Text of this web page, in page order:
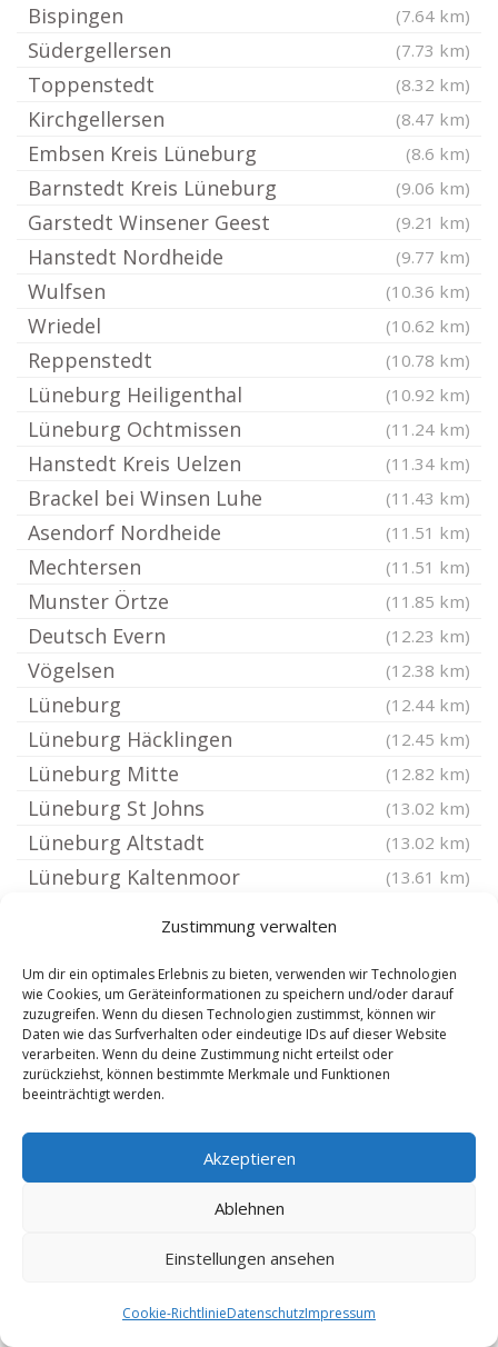
Zustimmung verwalten
Um dir ein optimales Erlebnis zu bieten, verwenden wir Technologien
wie Cookies, um Geräteinformationen zu speichern und/oder darauf
zuzugreifen. Wenn du diesen Technologien zustimmst, können wir
Daten wie das Surfverhalten oder eindeutige IDs auf dieser Website
verarbeiten. Wenn du deine Zustimmung nicht erteilst oder
zurückziehst, können bestimmte Merkmale und Funktionen
beeinträchtigt werden.
Akzeptieren
Ablehnen
Einstellungen ansehen
Cookie-RichtlinieDatenschutzImpressum
Bispingen (7.64 km)
Südergellersen (7.73 km)
Toppenstedt (8.32 km)
Kirchgellersen (8.47 km)
Embsen Kreis Lüneburg (8.6 km)
Barnstedt Kreis Lüneburg (9.06 km)
Garstedt Winsener Geest (9.21 km)
Hanstedt Nordheide (9.77 km)
Wulfsen (10.36 km)
Wriedel (10.62 km)
Reppenstedt (10.78 km)
Lüneburg Heiligenthal (10.92 km)
Lüneburg Ochtmissen (11.24 km)
Hanstedt Kreis Uelzen (11.34 km)
Brackel bei Winsen Luhe (11.43 km)
Asendorf Nordheide (11.51 km)
Mechtersen (11.51 km)
Munster Örtze (11.85 km)
Deutsch Evern (12.23 km)
Vögelsen (12.38 km)
Lüneburg (12.44 km)
Lüneburg Häcklingen (12.45 km)
Lüneburg Mitte (12.82 km)
Lüneburg St Johns (13.02 km)
Lüneburg Altstadt (13.02 km)
Lüneburg Kaltenmoor (13.61 km)
Buchholz in der Nordheide
Ebstorf (13.69 km)
Schwienau (13.71 km)
Bienenbüttel (13.86 km)
Wendisch Evern
Lüneburg Raschendorf (14.21 km)